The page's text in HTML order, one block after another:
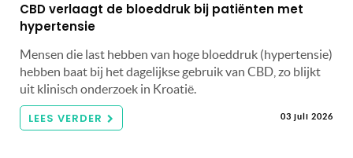
CBD verlaagt de bloeddruk bij patiënten met
hypertensie
Mensen die last hebben van hoge bloeddruk (hypertensie)
hebben baat bij het dagelijkse gebruik van CBD, zo blijkt
uit klinisch onderzoek in Kroatië.
LEES VERDER 03 juli 2026